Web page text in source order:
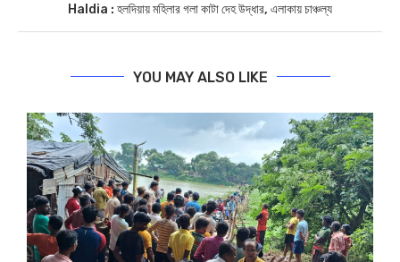
Haldia : হলদিয়ায় মহিলার গলা কাটা দেহ উদ্ধার, এলাকায় চাঞ্চল্য
YOU MAY ALSO LIKE